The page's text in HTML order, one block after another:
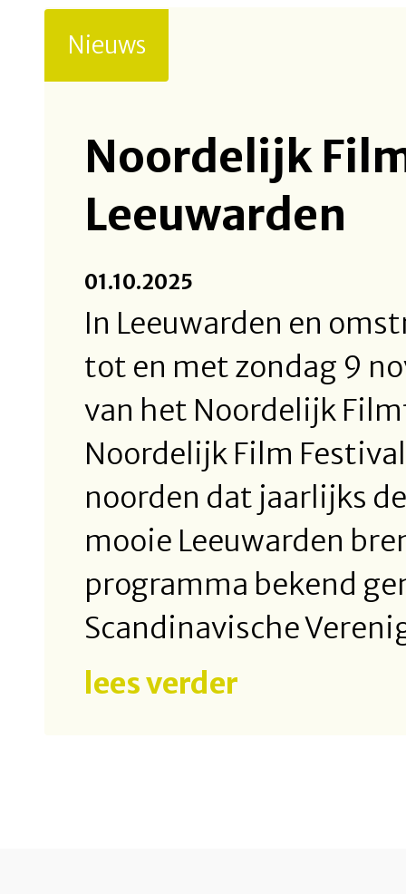
Nieuws
Noordelijk
Leeuwarden
01.10.2025
In Leeuwarden en
tot en met zondag 9
van het Noordelijk
Noordelijk Film
noorden dat jaarlijks
mooie Leeuwarden
programma bekend
Scandinavische
lees verder